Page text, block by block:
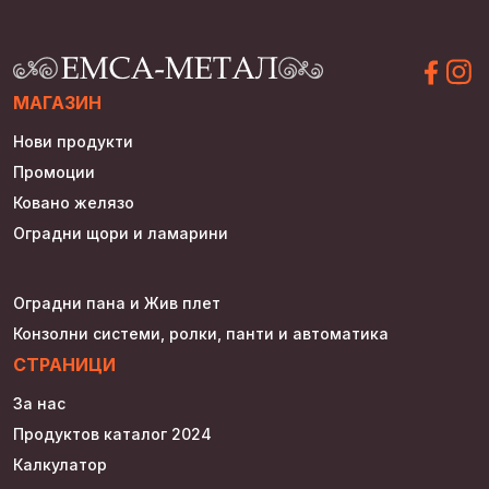
МАГАЗИН
Нови продукти
Промоции
Ковано желязо
Оградни щори и ламарини
Оградни пана и Жив плет
Конзолни системи, ролки, панти и автоматика
СТРАНИЦИ
За нас
Продуктов каталог 2024
Калкулатор